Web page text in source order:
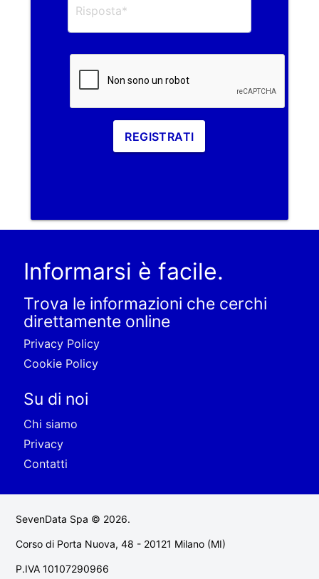
REGISTRATI
Informarsi è facile.
Trova le informazioni che cerchi
direttamente online
Privacy Policy
Cookie Policy
Su di noi
Chi siamo
Privacy
Contatti
SevenData Spa © 2026.
Corso di Porta Nuova, 48 - 20121 Milano (MI)
P.IVA 10107290966